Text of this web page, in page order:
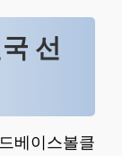
선
베이스볼클